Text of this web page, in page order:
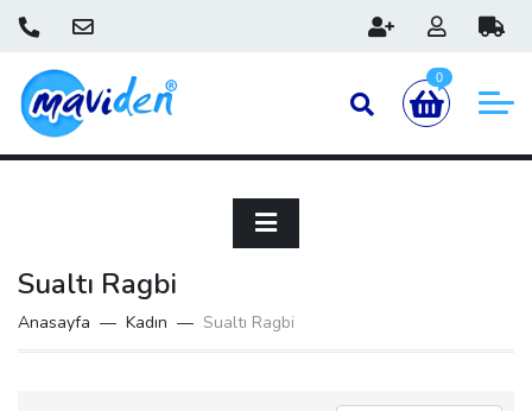
0
Sualtı Ragbi
Anasayfa Kadın Sualtı Ragbi